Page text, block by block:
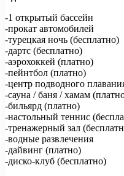
-1 открытый бассейн
-прокат автомобилей
-турецкая ночь (бесплатно)
-дартс (бесплатно)
-аэрохоккей (платно)
-пейнтбол (платно)
-центр подводного
-сауна / баня / хамам
-бильярд (платно)
-настольный теннис
-тренажерный зал
-водные развлечения
-дайвинг (платно)
-диско-клуб (бесплатно)